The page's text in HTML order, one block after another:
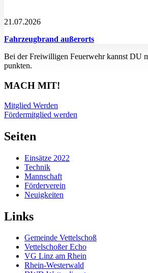
21.07.2026
Fahrzeugbrand außerorts
Bei der Freiwilligen Feuerwehr kannst DU
punkten.
MACH MIT!
Mitglied Werden
Fördermitglied werden
Seiten
Einsätze 2022
Technik
Mannschaft
Förderverein
Neuigkeiten
Links
Gemeinde Vettelschoß
Vettelschoßer Echo
VG Linz am Rhein
Rhein-Westerwald